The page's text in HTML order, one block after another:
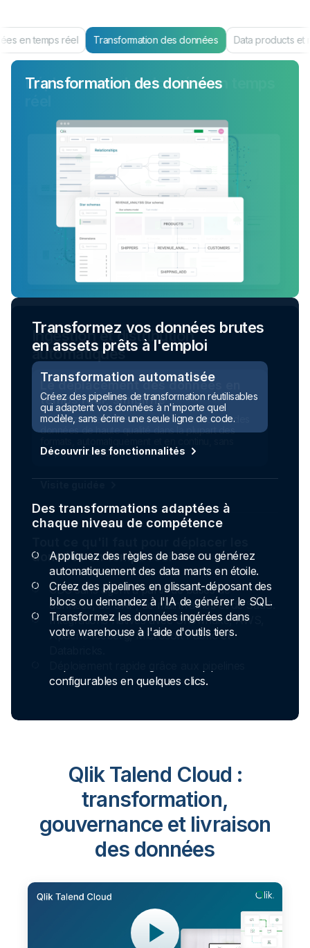
en temps réel Transformation des données Data products et
Transformation des données
Transformez vos données brutes
en assets prêts à l'emploi
Transformation automatisée
Créez des pipelines de transformation réutilisables
qui adaptent vos données à n'importe quel
modèle, sans écrire une seule ligne de code.
Découvrir les fonctionnalités
Des transformations adaptées à
chaque niveau de compétence
Appliquez des règles de base ou générez
automatiquement des data marts en étoile.
Créez des pipelines en glissant-déposant des
blocs ou demandez à l'IA de générer le SQL.
Transformez les données ingérées dans
votre warehouse à l'aide d'outils tiers.
Qlik Talend Cloud :
transformation,
gouvernance et livraison
des données